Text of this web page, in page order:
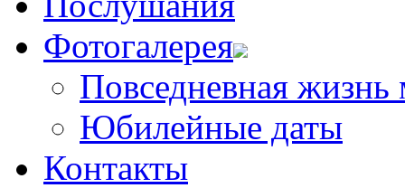
Фотогалерея
Повседневная жизнь
Юбилейные даты
Контакты